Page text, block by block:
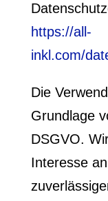
https://all-
inkl.com/
Die
Grundlage
DSGVO.
Interesse